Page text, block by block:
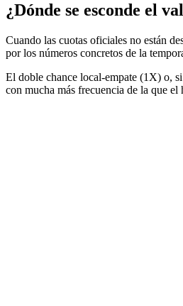
¿Dónde se esconde el
Cuando las cuotas oficiales no están
por los números concretos de la
El doble chance local-empate (1X) o,
con mucha más frecuencia de la que